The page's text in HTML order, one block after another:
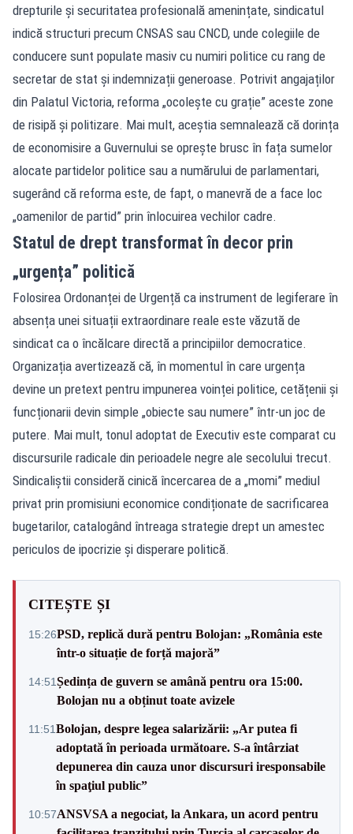
drepturile și securitatea profesională amenințate, sindicatul
indică structuri precum CNSAS sau CNCD, unde colegiile de
conducere sunt populate masiv cu numiri politice cu rang de
secretar de stat și indemnizații generoase. Potrivit angajaților
din Palatul Victoria, reforma „ocolește cu grație” aceste zone
de risipă și politizare. Mai mult, aceștia semnalează că dorința
de economisire a Guvernului se oprește brusc în fața sumelor
alocate partidelor politice sau a numărului de parlamentari,
sugerând că reforma este, de fapt, o manevră de a face loc
„oamenilor de partid” prin înlocuirea vechilor cadre.
Statul de drept transformat în decor prin
„urgența” politică
Folosirea Ordonanței de Urgență ca instrument de legiferare în
absența unei situații extraordinare reale este văzută de
sindicat ca o încălcare directă a principiilor democratice.
Organizația avertizează că, în momentul în care urgența
devine un pretext pentru impunerea voinței politice, cetățenii și
funcționarii devin simple „obiecte sau numere” într-un joc de
putere. Mai mult, tonul adoptat de Executiv este comparat cu
discursurile radicale din perioadele negre ale secolului trecut.
Sindicaliștii consideră cinică încercarea de a „momi” mediul
privat prin promisiuni economice condiționate de sacrificarea
bugetarilor, catalogând întreaga strategie drept un amestec
periculos de ipocrizie și disperare politică.
CITEȘTE ȘI
15:26PSD, replică dură pentru Bolojan: „România este
într-o situație de forță majoră”
14:51Ședința de guvern se amână pentru ora 15:00.
Bolojan nu a obținut toate avizele
11:51Bolojan, despre legea salarizării: „Ar putea fi
adoptată în perioada următoare. S-a întârziat
depunerea din cauza unor discursuri iresponsabile
în spaţiul public”
10:57ANSVSA a negociat, la Ankara, un acord pentru